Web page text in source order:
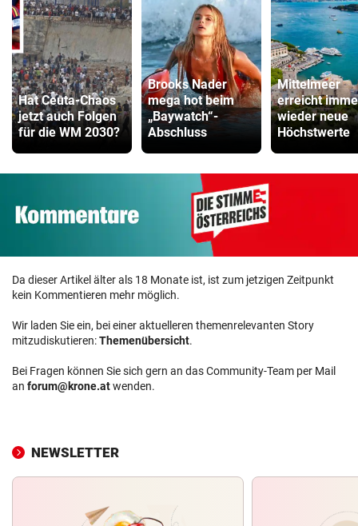
Hat Ceuta-Chaos
jetzt auch Folgen
für die WM 2030?
Brooks Nader
mega hot beim
„Baywatch“-
Abschluss
Mittelmeer
erreicht
wieder neue
Höchstwerte
Da dieser Artikel älter als 18 Monate ist, ist zum jetzigen Zeitpunkt
kein Kommentieren mehr möglich.
Wir laden Sie ein, bei einer aktuelleren themenrelevanten Story
mitzudiskutieren:Themenübersicht.
Bei Fragen können Sie sich gern an das Community-Team per Mail
an forum@krone.atwenden.
NEWSLETTER